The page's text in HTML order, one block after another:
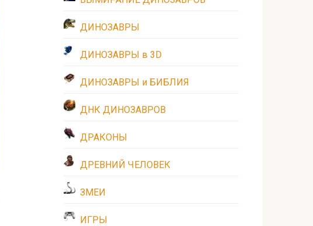
ДИНОЗАВРЫ
ДИНОЗАВРЫ в 3D
ДИНОЗАВРЫ и БИБЛИЯ
ДНК ДИНОЗАВРОВ
ДРАКОНЫ
ДРЕВНИЙ ЧЕЛОВЕК
ЗМЕИ
ИГРЫ